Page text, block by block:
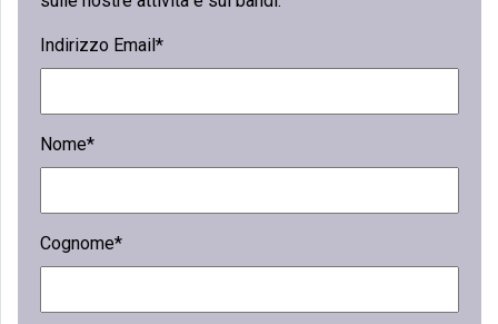
Indirizzo Email*
Nome*
Cognome*